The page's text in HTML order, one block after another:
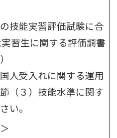
技能実習評価試験に合
習生に関する評価調書
人受入れに関する運用
（３）技能水準に関す
い。